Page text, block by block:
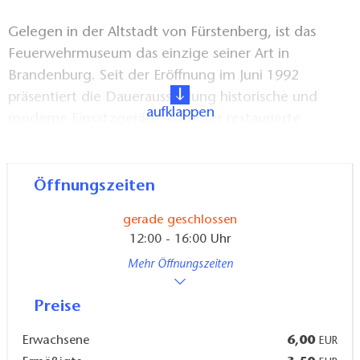
Gelegen in der Altstadt von Fürstenberg, ist das
Feuerwehrmuseum das einzige seiner Art in
Brandenburg. Seit der Eröffnung im Juni 1992
präsentiert die Dauerausstellung historische und
moderne Einsatzgeräte, darunter restaurierte
ist eine Karrenspritze aus dem Jahr 1750 – das älteste
eigens entworfene Springbrunnenanlage das
Wahrzeichen des Museums und sorgt vor allem im
aufklappen
Öffnungszeiten
gerade geschlossen
12:00 - 16:00 Uhr
Mehr Öffnungszeiten
Preise
Erwachsene 6,00 EUR